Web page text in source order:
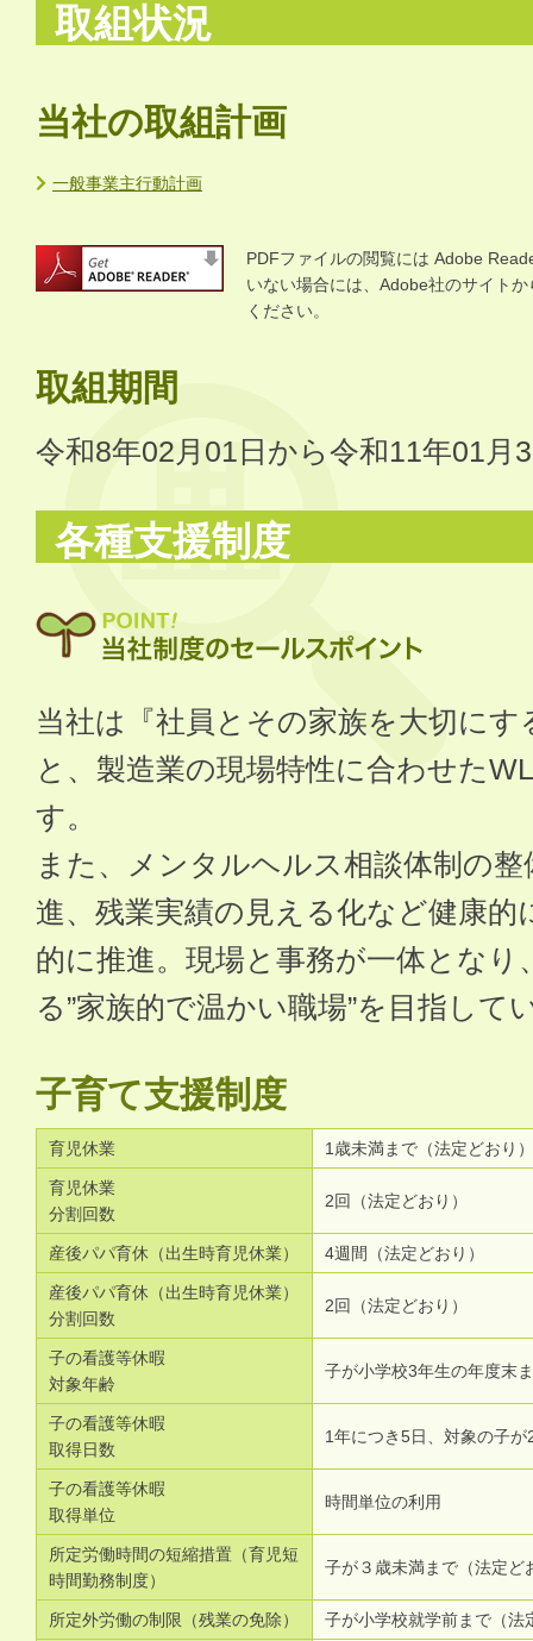
取組状況
当社の取組計画
一般事業主行動計画
PDFファイルの閲覧には Adobe
いない場合には、Adobe社のサイト
ください。
取組期間
令和8年02月01日から令和11年01月
各種支援制度
当社は『社員とその家族を大切に
と、製造業の現場特性に合わせた
す。
また、メンタルヘルス相談体制の
進、残業実績の見える化など健康
的に推進。現場と事務が一体とな
る”家族的で温かい職場”を目指して
子育て支援制度
育児休業 1歳未満まで（法定どおり）
育児休業
分割回数
2回（法定どおり）
産後パパ育休（出生時育児休業） 4週間（法定どおり）
産後パパ育休（出生時育児休業）
分割回数
2回（法定どおり）
子の看護等休暇
対象年齢
子が小学校3年生の年度末
子の看護等休暇
取得日数
1年につき5日、対象の子
子の看護等休暇
取得単位
時間単位の利用
所定労働時間の短縮措置（育児短
時間勤務制度）
子が３歳未満まで（法定ど
所定外労働の制限（残業の免除） 子が小学校就学前まで（法